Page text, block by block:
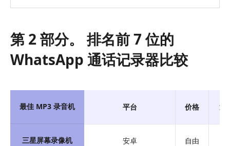
第 2 部分。 排名前 7 位的
WhatsApp 通话记录器比较
最佳 MP3 录音机
三星屏幕录像机
平台 价格 退
安卓 自由